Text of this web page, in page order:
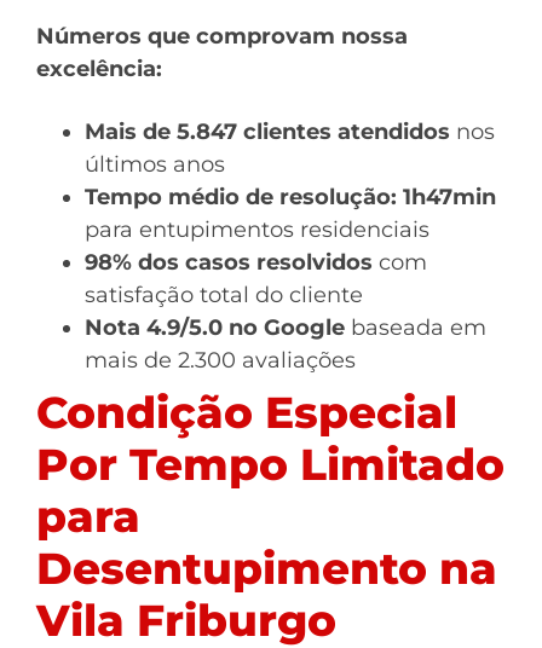
Números que comprovam nossa
excelência:
Mais de 5.847 clientes atendidos nos
últimos anos
Tempo médio de resolução: 1h47min
para entupimentos residenciais
98% dos casos resolvidos com
satisfação total do cliente
Nota 4.9/5.0 no Google baseada em
mais de 2.300 avaliações
Condição Especial
Por Tempo Limitado
para
Desentupimento na
Vila Friburgo